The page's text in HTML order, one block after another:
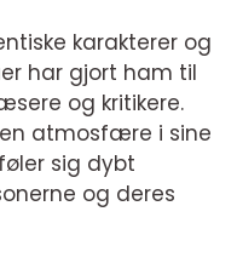
karakterer og
har gjort ham til
og kritikere.
atmosfære i sine
sig dybt
og deres